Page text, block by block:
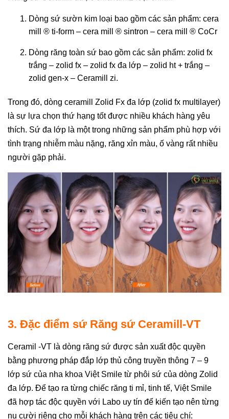
Dòng sứ sườn kim loại bao gồm các sản phẩm: cera
mill ® ti-form – cera mill ® sintron – cera mill ® CoCr
Dòng răng toàn sứ bao gồm các sản phẩm: zolid fx
trắng – zolid fx – zolid fx đa lớp – zolid ht + trắng –
zolid gen-x – Ceramill zi.
Trong đó, dòng ceramill Zolid Fx đa lớp (zolid fx multilayer)
là sự lựa chọn thứ hạng tốt được nhiều khách hàng yêu
thích. Sứ đa lớp là một trong những sản phẩm phù hợp với
tình trạng nhiễm màu nặng, răng xỉn màu, ố vàng rất nhiều
người gặp phải.
3. Đặc điểm sứ Răng sứ Ceramill-VT
Ceramil -VT là dòng răng sứ được sản xuất độc quyền
bằng phương pháp đắp lớp thủ công truyền thông 7 – 9
lớp sứ của nha khoa Việt Smile từ phôi sứ của dòng Zolid
đa lớp. Để tạo ra từng chiếc răng ti mỉ, tinh tế, Việt Smile
đã hợp tác độc quyền với Labo uy tín để kiến tạo nên từng
nụ cười riêng cho mỗi khách hàng trên các tiêu chí: